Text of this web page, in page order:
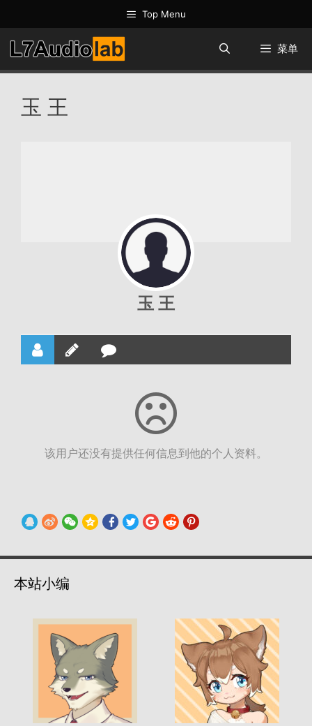
至
内
容
Top Menu
菜单
玉 王
玉 王
该用户还没有提供任何信息到他的个人资料。
本站小编